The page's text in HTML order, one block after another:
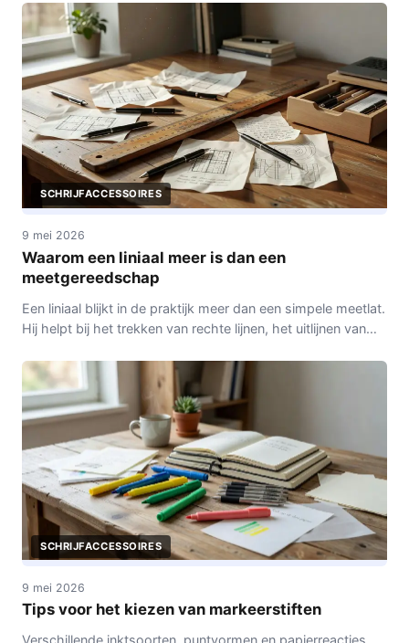
SCHRIJFACCESSOIRES
9 mei 2026
Waarom een liniaal meer is dan een
meetgereedschap
Een liniaal blijkt in de praktijk meer dan een simpele meetlat.
Hij helpt bij het trekken van rechte lijnen, het uitlijnen van
SCHRIJFACCESSOIRES
9 mei 2026
Tips voor het kiezen van markeerstiften
Verschillende inktsoorten, puntvormen en papierreacties